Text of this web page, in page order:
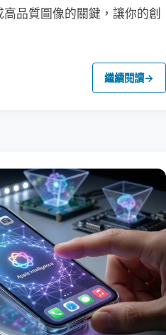
品質圖像的關鍵，讓你的創
繼續閱讀→